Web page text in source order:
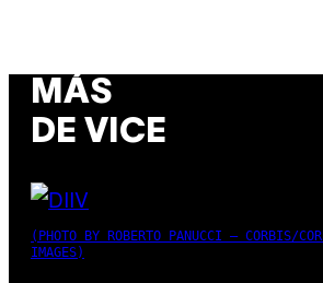
MÁS
DE VICE
(PHOTO BY ROBERTO PANUCCI – CORBIS/
IMAGES)